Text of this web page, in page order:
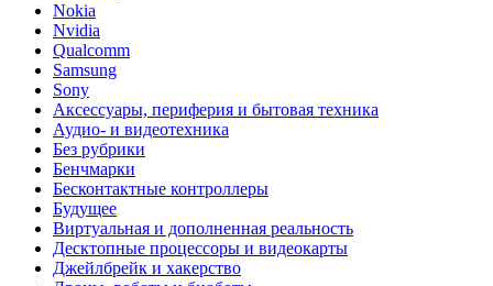
Nokia
Nvidia
Qualcomm
Samsung
Sony
Аксессуары, периферия и бытовая техника
Аудио- и видеотехника
Без рубрики
Бенчмарки
Бесконтактные контроллеры
Будущее
Виртуальная и дополненная реальность
Десктопные процессоры и видеокарты
Джейлбрейк и хакерство